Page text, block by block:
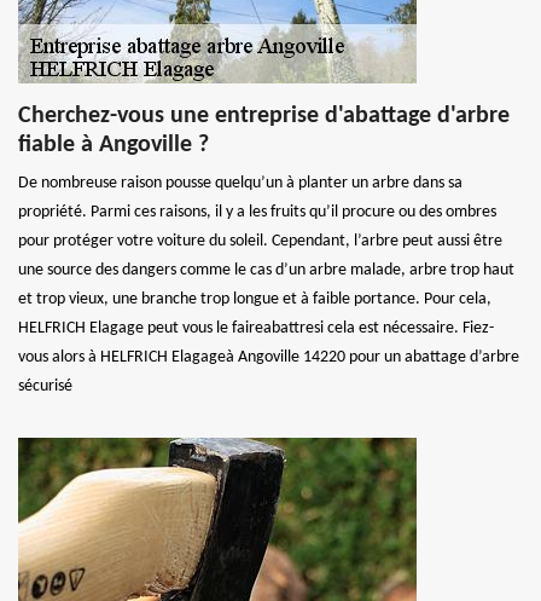
Cherchez-vous une entreprise d'abattage d'arbre
fiable à Angoville ?
De nombreuse raison pousse quelqu’un à planter un arbre dans sa
propriété. Parmi ces raisons, il y a les fruits qu’il procure ou des ombres
pour protéger votre voiture du soleil. Cependant, l’arbre peut aussi être
une source des dangers comme le cas d’un arbre malade, arbre trop haut
et trop vieux, une branche trop longue et à faible portance. Pour cela,
HELFRICH Elagage peut vous le faireabattresi cela est nécessaire. Fiez-
vous alors à HELFRICH Elagageà Angoville 14220 pour un abattage d’arbre
sécurisé